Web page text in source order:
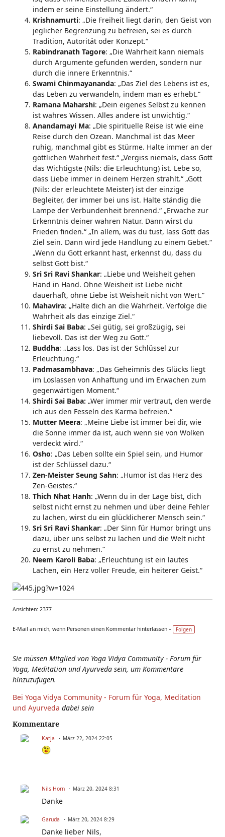
indem er seine Einstellung ändert.“
Krishnamurti: „Die Freiheit liegt darin, den Geist von
jeglicher Begrenzung zu befreien, sei es durch
Tradition, Autorität oder Konzept.“
Rabindranath Tagore: „Die Wahrheit kann niemals
durch Argumente gefunden werden, sondern nur
durch die innere Erkenntnis.“
Swami Chinmayananda: „Das Ziel des Lebens ist es,
das Leben zu verwandeln, indem man es erhebt.“
Ramana Maharshi: „Dein eigenes Selbst zu kennen
ist wahres Wissen. Alles andere ist unwichtig.“
Anandamayi Ma: „Die spirituelle Reise ist wie eine
Reise durch den Ozean. Manchmal ist das Meer
ruhig, manchmal gibt es Stürme. Halte immer an der
göttlichen Wahrheit fest.“ „Vergiss niemals, dass Gott
das Wichtigste (Nils: die Erleuchtung) ist. Lebe so,
dass Liebe immer in deinem Herzen strahlt.“ „Gott
(Nils: der erleuchtete Meister) ist der einzige
Begleiter, der immer bei uns ist. Halte ständig die
Lampe der Verbundenheit brennend.“ „Erwache zur
Erkenntnis deiner wahren Natur. Dann wirst du
Frieden finden.“ „In allem, was du tust, lass Gott das
Ziel sein. Dann wird jede Handlung zu einem Gebet.“
„Wenn du Gott erkannt hast, erkennst du, dass du
selbst Gott bist.“
Sri Sri Ravi Shankar: „Liebe und Weisheit gehen
Hand in Hand. Ohne Weisheit ist Liebe nicht
dauerhaft, ohne Liebe ist Weisheit nicht von Wert.“
Mahavira: „Halte dich an die Wahrheit. Verfolge die
Wahrheit als das einzige Ziel.“
Shirdi Sai Baba: „Sei gütig, sei großzügig, sei
liebevoll. Das ist der Weg zu Gott.“
Buddha: „Lass los. Das ist der Schlüssel zur
Erleuchtung.“
Padmasambhava: „Das Geheimnis des Glücks liegt
im Loslassen von Anhaftung und im Erwachen zum
gegenwärtigen Moment.“
Shirdi Sai Baba: „Wer immer mir vertraut, den werde
ich aus den Fesseln des Karma befreien.“
Mutter Meera: „Meine Liebe ist immer bei dir, wie
die Sonne immer da ist, auch wenn sie von Wolken
verdeckt wird.“
Osho: „Das Leben sollte ein Spiel sein, und Humor
ist der Schlüssel dazu.“
Zen-Meister Seung Sahn: „Humor ist das Herz des
Zen-Geistes.“
Thich Nhat Hanh: „Wenn du in der Lage bist, dich
selbst nicht ernst zu nehmen und über deine Fehler
zu lachen, wirst du ein glücklicherer Mensch sein.“
Sri Sri Ravi Shankar: „Der Sinn für Humor bringt uns
dazu, über uns selbst zu lachen und die Welt nicht
zu ernst zu nehmen.“
Neem Karoli Baba: „Erleuchtung ist ein lautes
Lachen, ein Herz voller Freude, ein heiterer Geist.“
Ansichten: 2377
E-Mail an mich, wenn Personen einen Kommentar hinterlassen – Folgen
Sie müssen Mitglied von Yoga Vidya Community - Forum für
Yoga, Meditation und Ayurveda sein, um Kommentare
hinzuzufügen.
Bei Yoga Vidya Community - Forum für Yoga, Meditation
und Ayurveda dabei sein
Kommentare
Katja März 22, 2024 22:05
Nils Horn März 20, 2024 8:31
Danke
Garuda März 20, 2024 8:29
Danke lieber Nils,